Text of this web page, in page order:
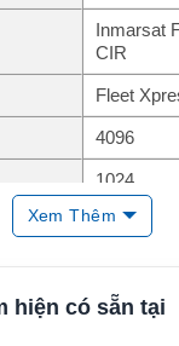
Inmarsat
CIR
Fleet
4096
1024
512
Unlimited
Xem Thêm
hiện có sẵn tại